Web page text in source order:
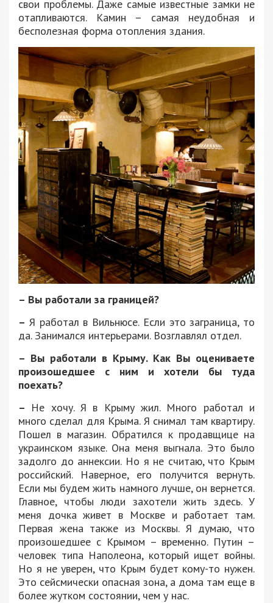
свои проблемы. Даже самые известные замки не
отапливаются. Камин – самая неудобная и
бесполезная форма отопления здания.
– Вы работали за границей?
– Я работал в Вильнюсе. Если это заграница, то
да. Занимался интерьерами. Возглавлял отдел.
– Вы работали в Крыму. Как Вы оцениваете
произошедшее с ним и хотели бы туда
поехать?
– Не хочу. Я в Крыму жил. Много работал и
много сделал для Крыма. Я снимал там квартиру.
Пошел в магазин. Обратился к продавщице на
украинском языке. Она меня выгнала. Это было
задолго до аннексии. Но я не считаю, что Крым
российский. Наверное, его получится вернуть.
Если мы будем жить намного лучше, он вернется.
Главное, чтобы люди захотели жить здесь. У
меня дочка живет в Москве и работает там.
Первая жена также из Москвы. Я думаю, что
произошедшее с Крымом – временно. Путин –
человек типа Наполеона, который ищет войны.
Но я не уверен, что Крым будет кому-то нужен.
Это сейсмически опасная зона, а дома там еще в
более жутком состоянии, чем у нас.